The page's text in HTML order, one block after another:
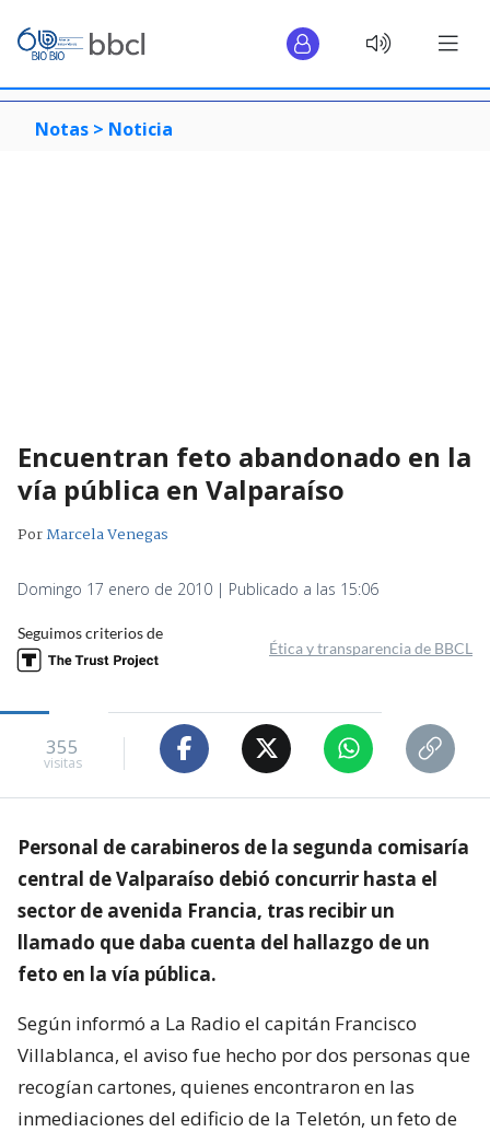
Notas > Noticia
Encuentran feto abandonado en la
vía pública en Valparaíso
PorMarcela Venegas
Domingo 17 enero de 2010 | Publicado a las 15:06
Seguimos criterios de
Ética y transparencia de BBCL
355
visitas
Personal de carabineros de la segunda comisaría
central de Valparaíso debió concurrir hasta el
sector de avenida Francia, tras recibir un
llamado que daba cuenta del hallazgo de un
feto en la vía pública.
Según informó a La Radio el capitán Francisco
Villablanca, el aviso fue hecho por dos personas que
recogían cartones, quienes encontraron en las
inmediaciones del edificio de la Teletón, un feto de